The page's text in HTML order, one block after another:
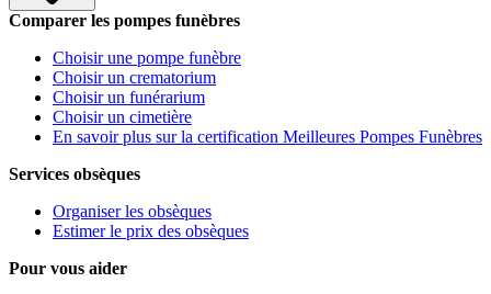
Comparer les pompes funèbres
Choisir une pompe funèbre
Choisir un crematorium
Choisir un funérarium
Choisir un cimetière
En savoir plus sur la certification Meilleures Pompes Funèbres
Services obsèques
Organiser les obsèques
Estimer le prix des obsèques
Pour vous aider